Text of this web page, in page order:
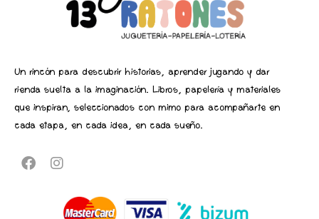
Un rincón para descubrir historias, aprender jugando y dar
rienda suelta a la imaginación. Libros, papelería y materiales
que inspiran, seleccionados con mimo para acompañarte en
cada etapa, en cada idea, en cada sueño.